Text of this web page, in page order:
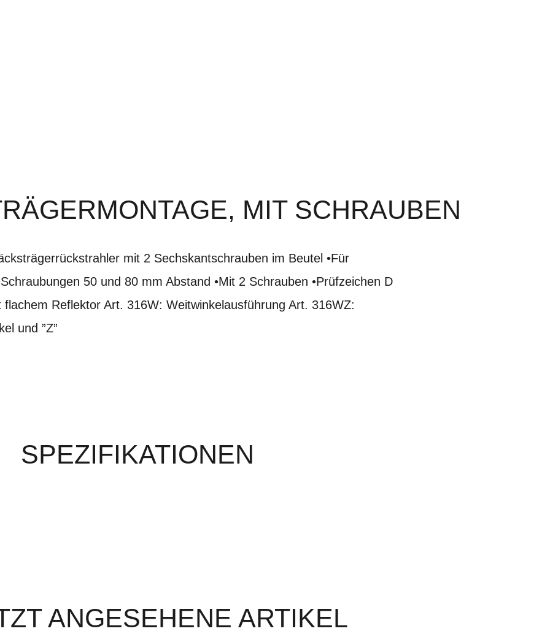
MIT SCHRAUBEN
mit 2 Sechskantschrauben im Beutel •Für
50 und 80 mm Abstand •Mit 2 Schrauben •Prüfzeichen D
Reflektor Art. 316W: Weitwinkelausführung Art. 316WZ:
und ”Z”
SPEZIFIKATIONEN
ANGESEHENE ARTIKEL